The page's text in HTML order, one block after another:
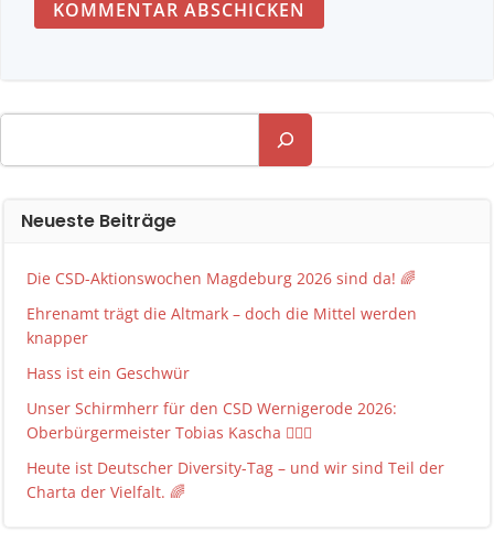
Suchen
Neueste Beiträge
Die CSD-Aktionswochen Magdeburg 2026 sind da! 🌈
Ehrenamt trägt die Altmark – doch die Mittel werden
knapper
Hass ist ein Geschwür
Unser Schirmherr für den CSD Wernigerode 2026:
Oberbürgermeister Tobias Kascha 🏳️‍🌈✨
Heute ist Deutscher Diversity-Tag – und wir sind Teil der
Charta der Vielfalt. 🌈